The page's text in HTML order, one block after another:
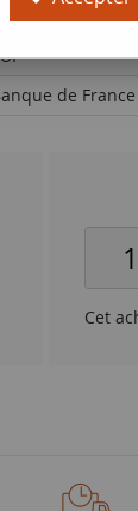
France (F.
de France
Cet